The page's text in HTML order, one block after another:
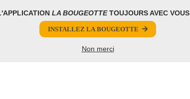
LA BOUGEOTTETOUJOURS AVEC VOUS
INSTALLEZ LA BOUGEOTTE
Non merci